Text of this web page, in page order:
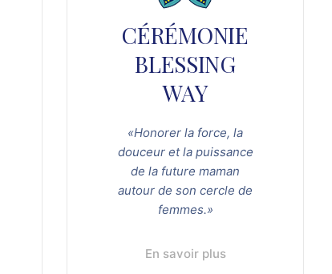
CÉRÉMONIE
BLESSING
WAY
«Honorer la force, la
douceur et la puissance
de la future maman
autour de son cercle de
femmes.»
En savoir plus